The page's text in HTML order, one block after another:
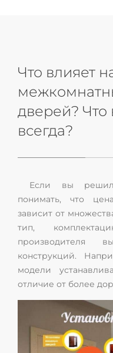
Что влияет
дверей? Что
всегда?
Если вы
понимать, что
зависит от
тип,
производителя
конструкций.
модели
отличие от более